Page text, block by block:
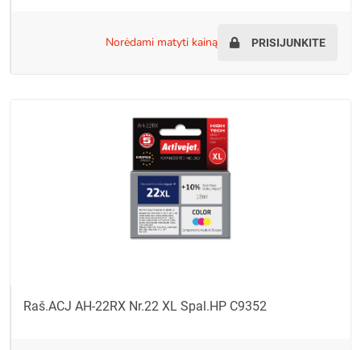
norėdami matyti kainą PRISIJUNKITE
Raš.ACJ AH-22RX Nr.22 XL Spal.HP C9352